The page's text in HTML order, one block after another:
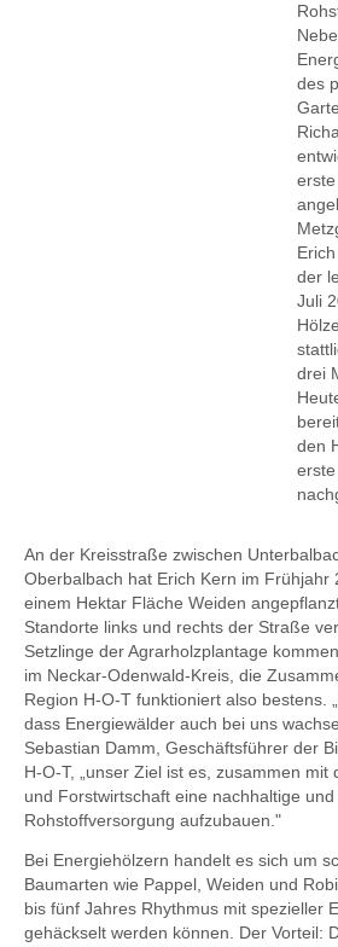
des
erste
der
Juli
drei
den
An der Kreisstraße zwischen
Oberbalbach hat Erich Kern im Frühjahr
einem Hektar Fläche Weiden
Standorte links und rechts der Straße
Setzlinge der Agrarholzplantage
im Neckar-Odenwald-Kreis, die
Region H-O-T funktioniert also bestens.
dass Energiewälder auch bei uns
Sebastian Damm, Geschäftsführer der
H-O-T, „unser Ziel ist es, zusammen mit
und Forstwirtschaft eine nachhaltige
Rohstoffversorgung aufzubauen."
Bei Energiehölzern handelt es sich um
Baumarten wie Pappel, Weiden und
bis fünf Jahres Rhythmus mit spezieller
gehäckselt werden können. Der Vorteil: